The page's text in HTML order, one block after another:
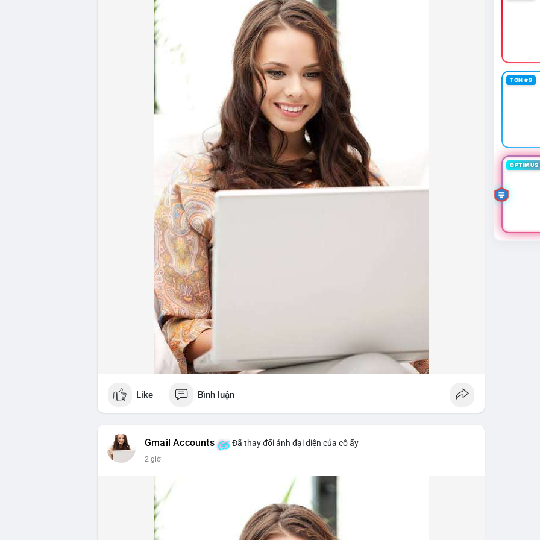
- Quy định & Pháp lý: Brazil công bố quy định mới có hiệu lực từ 1/1/2027, yêu cầu tạm dừng
24h đối với các giao dịch crypto trên 10.000 USD chuyển sang nhà cung cấp nước ngoài
hoặc ví tự quản. Fork BIP-110 của Bitcoin khai thác thành công 2 block rồi dừng do thiếu
hashpower, khoảng cách giữa các block kéo dài nhiều giờ.
Lời khuyên từ chuyên gia: Thị trường đang trong giai đoạn tích lũy với tâm lý sợ hãi chiếm
ưu thế. Nhà đầu tư nên tránh FOMO, tập trung quản trị rủi ro và chờ đợi tín hiệu rõ ràng hơn
từ dòng vốn ETF (tuần tốt nhất kể từ tháng 4 với 1 tỷ USD) trước khi gia tăng vị thế.
Xem chi tiết các bài viết đầy đủ tại dòng thời gian của Vlike.vn!
#feargreedindex #bip110fork #brazilcryptoregulation
Like Bình luận
Gmail Accounts Đã thay đổi ảnh đại diện của cô ấy
2 giờ
TON #9
OPTIMUS